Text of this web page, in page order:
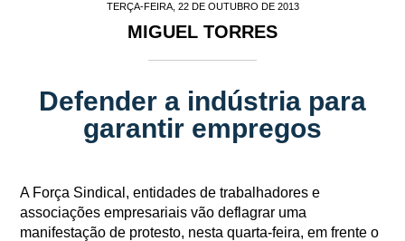
TERÇA-FEIRA, 22 DE OUTUBRO DE 2013
MIGUEL TORRES
Defender a indústria para
garantir empregos
A Força Sindical, entidades de trabalhadores e
associações empresariais vão deflagrar uma
manifestação de protesto, nesta quarta-feira, em frente o